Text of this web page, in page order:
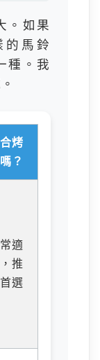
。如果
的馬鈴
種。我
烤
？
適
推
選